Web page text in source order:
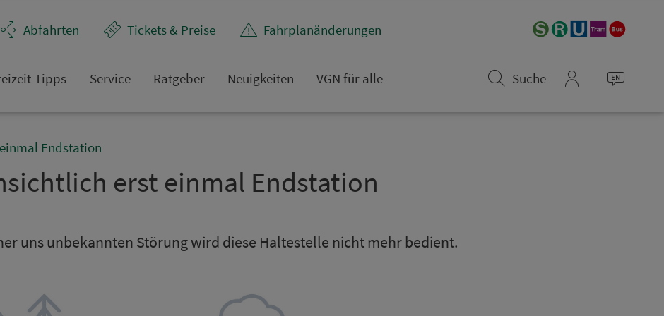
Abfahrten Tickets & Preise Fahr­plan­ände­rungen
Tipps Service Rat­ge­ber Neuigkeiten VGN für alle
Suche
Endstation
erst einmal Endsta­ti­on
uns un­be­kannten Störung wird diese Hal­te­stel­le nicht mehr bedient.